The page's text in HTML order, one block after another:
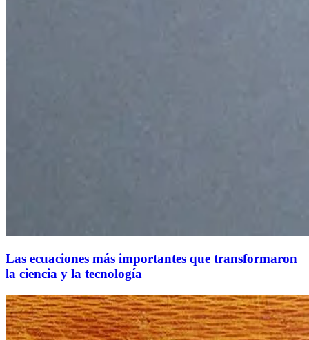
Las ecuaciones más importantes que transformaron
la ciencia y la tecnología